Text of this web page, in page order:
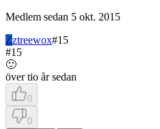
Medlem sedan 5 okt. 2015
Zztreewox#15
#15
🙂
över tio år sedan
0
0